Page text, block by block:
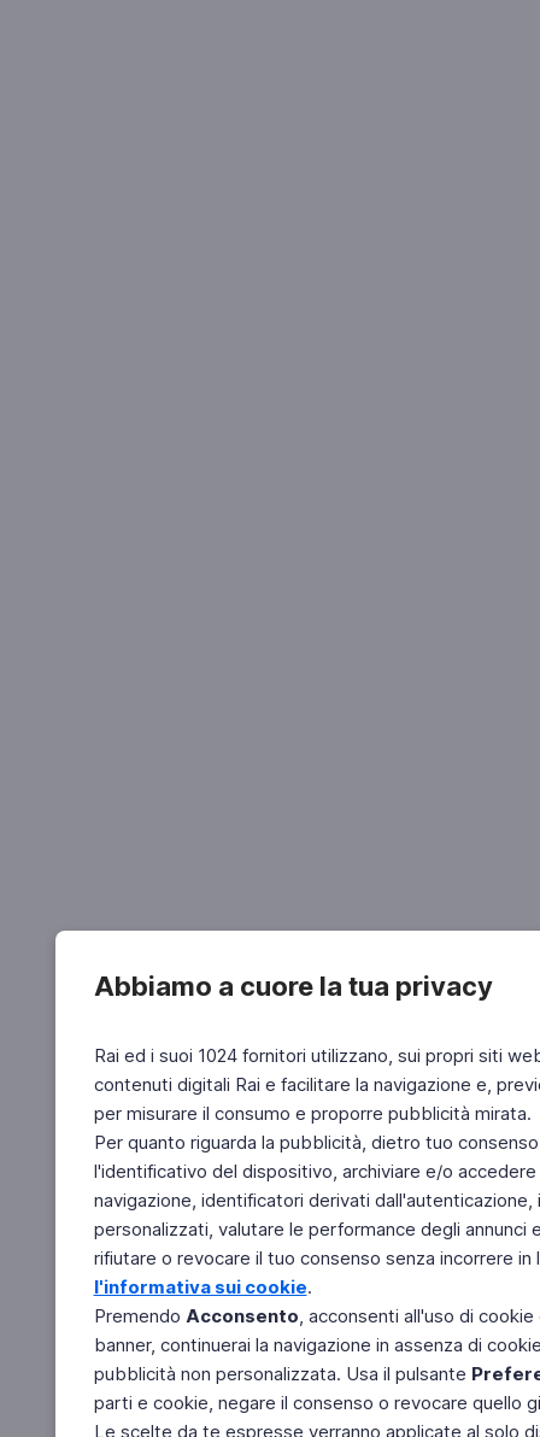
Abbiamo a cuore la tua privacy
Rai ed i suoi 1024 fornitori utilizzano, sui propri siti
contenuti digitali Rai e facilitare la navigazione e,
per misurare il consumo e proporre pubblicità mirata.
Per quanto riguarda la pubblicità, dietro tuo
l'identificativo del dispositivo, archiviare e/o
navigazione, identificatori derivati
personalizzati, valutare le performance degli
rifiutare o revocare il tuo consenso senza incorrere
l'informativa sui cookie.
Premendo Acconsento, acconsenti all'uso di
banner, continuerai la navigazione in assenza di
pubblicità non personalizzata. Usa il pulsante
parti e cookie, negare il consenso o revocare quello
Le scelte da te espresse verranno applicate al solo